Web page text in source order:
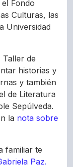
Fondo
Culturas, las
Universidad
Taller de
historias y
y también
de Literatura
Sepúlveda.
la nota sobre
familiar te
Paz.